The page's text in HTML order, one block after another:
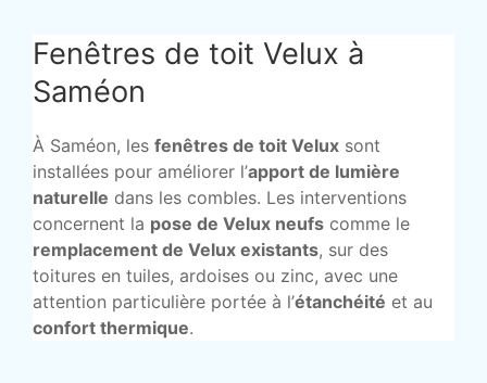
Fenêtres de toit Velux à
Saméon
À Saméon, les fenêtres de toit Velux sont
installées pour améliorer l’apport de lumière
naturelle dans les combles. Les interventions
concernent la pose de Velux neufs comme le
remplacement de Velux existants, sur des
toitures en tuiles, ardoises ou zinc, avec une
attention particulière portée à l’étanchéité et au
confort thermique.